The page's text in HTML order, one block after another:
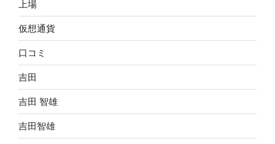
上場
仮想通貨
口コミ
吉田
吉田 智雄
吉田智雄